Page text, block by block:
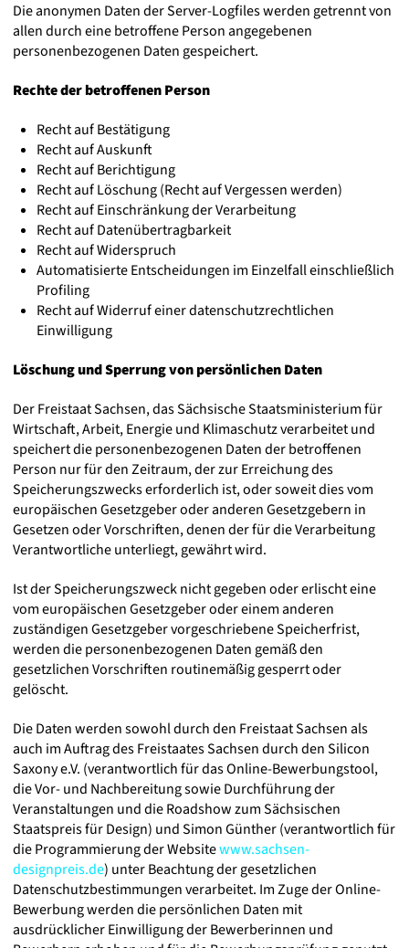
Die anonymen Daten der Server-Logfiles werden getrennt von
allen durch eine betroffene Person angegebenen
personenbezogenen Daten gespeichert.
Rechte der betroffenen Person
Recht auf Bestätigung
Recht auf Auskunft
Recht auf Berichtigung
Recht auf Löschung (Recht auf Vergessen werden)
Recht auf Einschränkung der Verarbeitung
Recht auf Datenübertragbarkeit
Recht auf Widerspruch
Automatisierte Entscheidungen im Einzelfall einschließlich
Profiling
Recht auf Widerruf einer datenschutzrechtlichen
Einwilligung
Löschung und Sperrung von persönlichen Daten
Der Freistaat Sachsen, das Sächsische Staatsministerium für
Wirtschaft, Arbeit, Energie und Klimaschutz verarbeitet und
speichert die personenbezogenen Daten der betroffenen
Person nur für den Zeitraum, der zur Erreichung des
Speicherungszwecks erforderlich ist, oder soweit dies vom
europäischen Gesetzgeber oder anderen Gesetzgebern in
Gesetzen oder Vorschriften, denen der für die Verarbeitung
Verantwortliche unterliegt, gewährt wird.
Ist der Speicherungszweck nicht gegeben oder erlischt eine
vom europäischen Gesetzgeber oder einem anderen
zuständigen Gesetzgeber vorgeschriebene Speicherfrist,
werden die personenbezogenen Daten gemäß den
gesetzlichen Vorschriften routinemäßig gesperrt oder
gelöscht.
Die Daten werden sowohl durch den Freistaat Sachsen als
auch im Auftrag des Freistaates Sachsen durch den Silicon
Saxony e.V. (verantwortlich für das Online-Bewerbungstool,
die Vor- und Nachbereitung sowie Durchführung der
Veranstaltungen und die Roadshow zum Sächsischen
Staatspreis für Design) und Simon Günther (verantwort­lich für
die Programmierung der Websitewww.sachsen-
designpreis.de) unter Beachtung der gesetzlichen
Datenschutzbestimmungen verarbei­tet. Im Zuge der Online-
Bewerbung werden die persönlichen Daten mit
ausdrücklicher Einwilligung der Bewerberinnen und